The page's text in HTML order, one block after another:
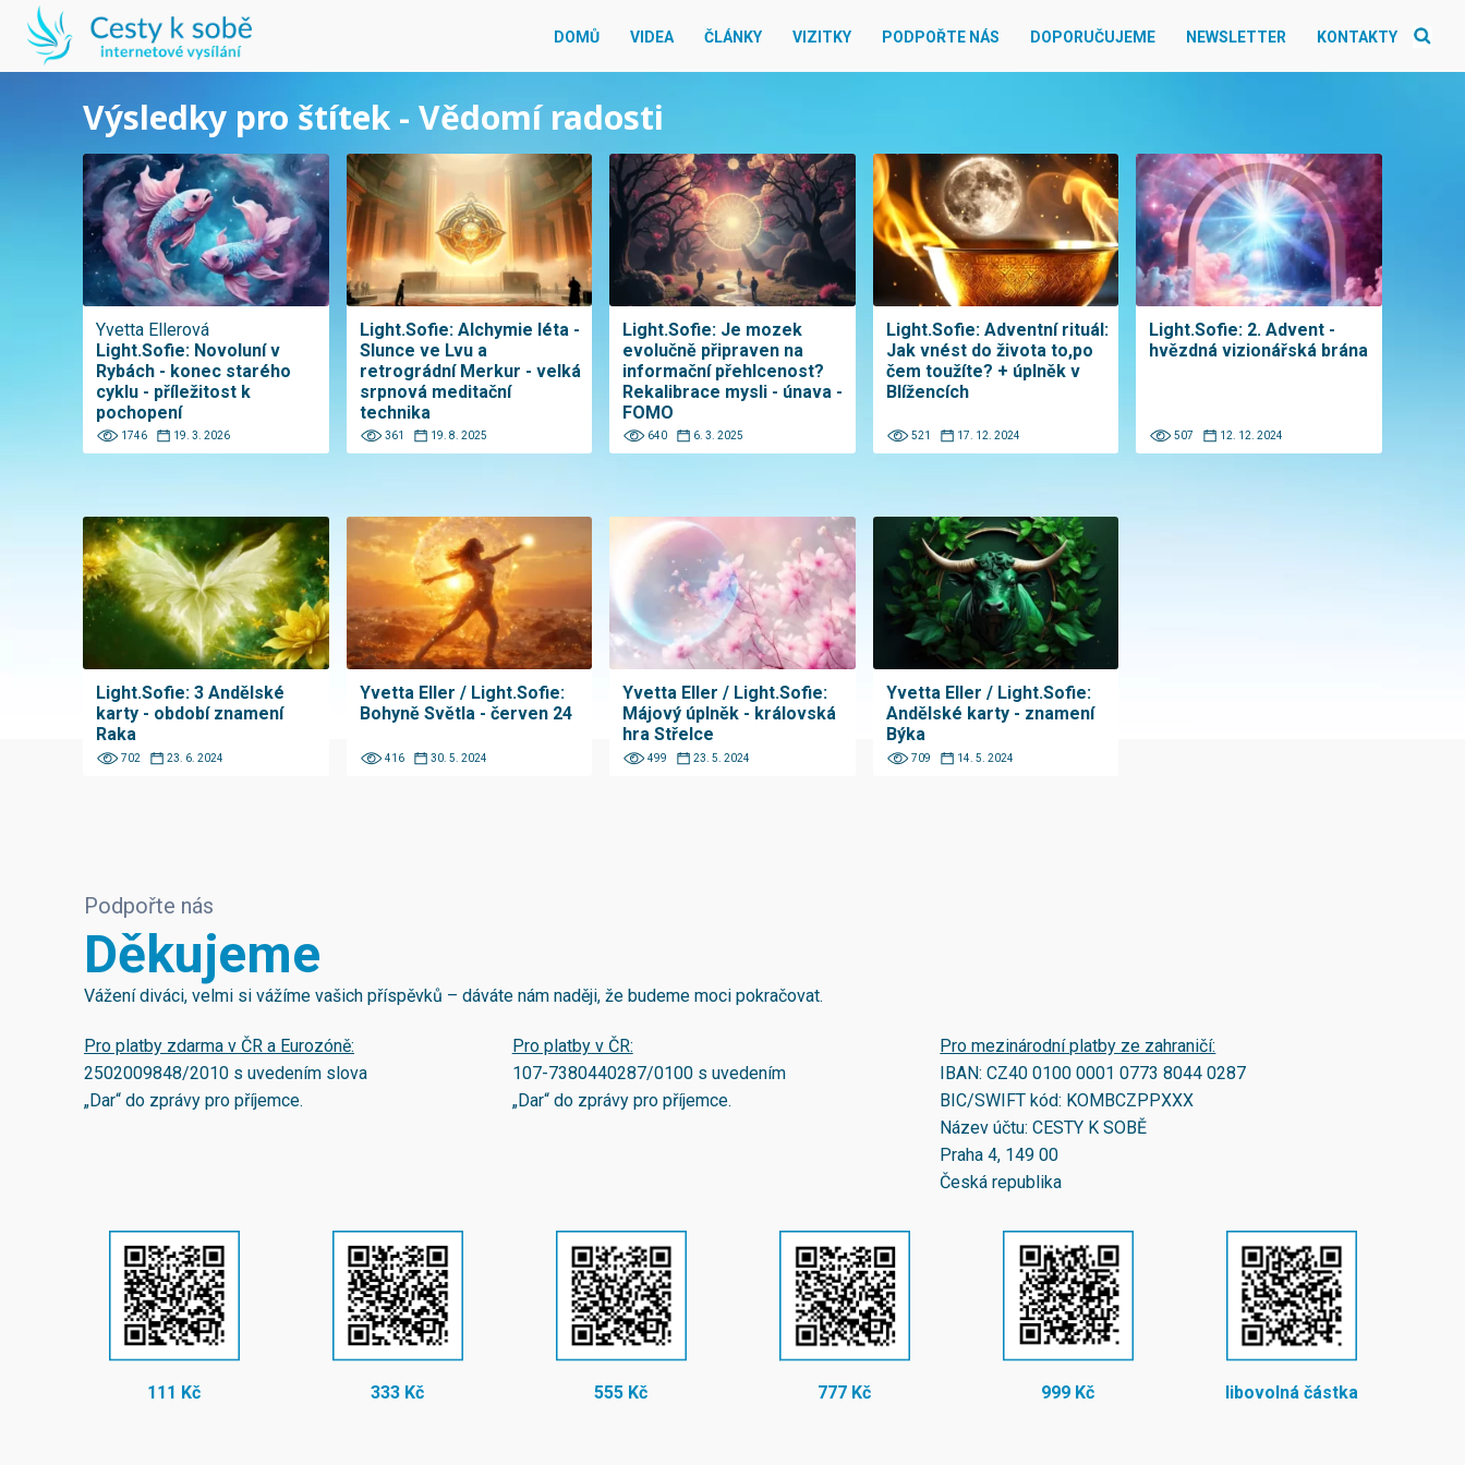
DOMŮ VIDEA ČLÁNKY VIZITKY PODPOŘTE NÁS DOPORUČUJEME NEWSLETTER KONTAKTY
Výsledky pro štítek - Vědomí radosti
Yvetta Ellerová
Light.Sofie: Novoluní v
Rybách - konec starého
cyklu - příležitost k
pochopení
1746 19. 3. 2026
Light.Sofie: Alchymie léta -
Slunce ve Lvu a
retrográdní Merkur - velká
srpnová meditační
technika
361 19. 8. 2025
Light.Sofie: Je mozek
evolučně připraven na
informační přehlcenost?
Rekalibrace mysli - únava -
FOMO
640 6. 3. 2025
Light.Sofie: Adventní rituál:
Jak vnést do života to,po
čem toužíte? + úplněk v
Blížencích
521 17. 12. 2024
Light.Sofie: 2. Advent -
hvězdná vizionářská brána
507 12. 12. 2024
Light.Sofie: 3 Andělské
karty - období znamení
Raka
702 23. 6. 2024
Yvetta Eller / Light.Sofie:
Bohyně Světla - červen 24
416 30. 5. 2024
Yvetta Eller / Light.Sofie:
Májový úplněk - královská
hra Střelce
499 23. 5. 2024
Yvetta Eller / Light.Sofie:
Andělské karty - znamení
Býka
709 14. 5. 2024
Podpořte nás
Děkujeme
Vážení diváci, velmi si vážíme vašich příspěvků – dáváte nám naději, že budeme moci pokračovat.
Pro platby zdarma v ČR a Eurozóně:
2502009848/2010 s uvedením slova
„Dar“ do zprávy pro příjemce.
Pro platby v ČR:
107-7380440287/0100s uvedením
„Dar“ do zprávy pro příjemce.
Pro mezinárodní platby ze zahraničí:
IBAN:CZ40 0100 0001 0773 8044 0287
BIC/SWIFT kód: KOMBCZPPXXX
Název účtu: CESTY K SOBĚ
Praha 4, 149 00
Česká republika
111 Kč 333 Kč 555 Kč 777 Kč 999 Kč libovolná částka